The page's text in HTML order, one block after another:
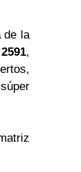
de la
2591,